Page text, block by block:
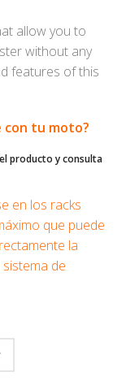
allow you to
without any
features of this
tu moto?
producto y consulta
en los racks
que puede
la
de